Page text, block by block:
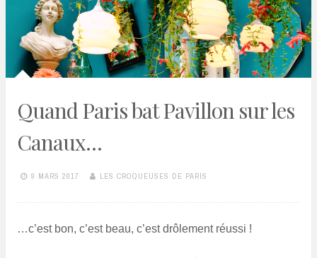
Quand Paris bat Pavillon sur les
Canaux…
9 MARS 2017 LES CROQUEUSES DE PARIS
…c’est bon, c’est beau, c’est drôlement réussi !